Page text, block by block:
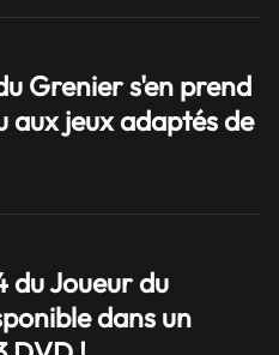
Grenier s'en prend
aux jeux adaptés de
du Joueur du
dans un